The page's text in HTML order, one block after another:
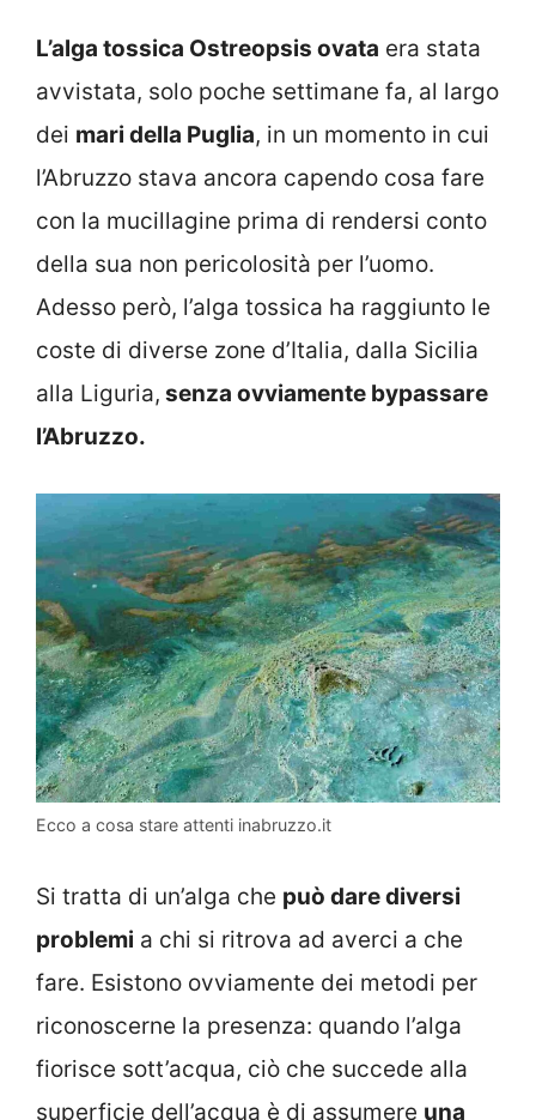
L’alga tossica Ostreopsis ovata era stata
avvistata, solo poche settimane fa, al largo
dei mari della Puglia, in un momento in cui
l’Abruzzo stava ancora capendo cosa fare
con la mucillagine prima di rendersi conto
della sua non pericolosità per l’uomo.
Adesso però, l’alga tossica ha raggiunto le
coste di diverse zone d’Italia, dalla Sicilia
alla Liguria, senza ovviamente bypassare
l’Abruzzo.
Ecco a cosa stare attenti inabruzzo.it
Si tratta di un’alga che può dare diversi
problemi a chi si ritrova ad averci a che
fare. Esistono ovviamente dei metodi per
riconoscerne la presenza: quando l’alga
fiorisce sott’acqua, ciò che succede alla
superficie dell’acqua è di assumere una